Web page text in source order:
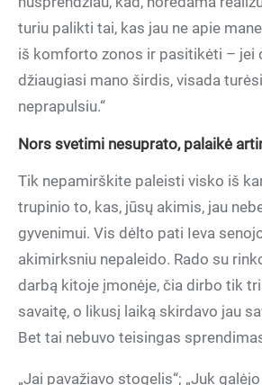
turiu palikti tai, kas jau ne apie
iš komforto zonos ir pasitikėti – jei
džiaugiasi mano širdis, visada
neprapulsiu.“
Nors svetimi nesuprato, palaikė
Tik nepamirškite paleisti visko iš
trupinio to, kas, jūsų akimis, jau
gyvenimui. Vis dėlto pati Ieva
akimirksniu nepaleido. Rado su
darbą kitoje įmonėje, čia dirbo tik
savaitę, o likusį laiką skirdavo jau
Bet tai nebuvo teisingas
„Jai pavažiavo stogelis“; „Juk